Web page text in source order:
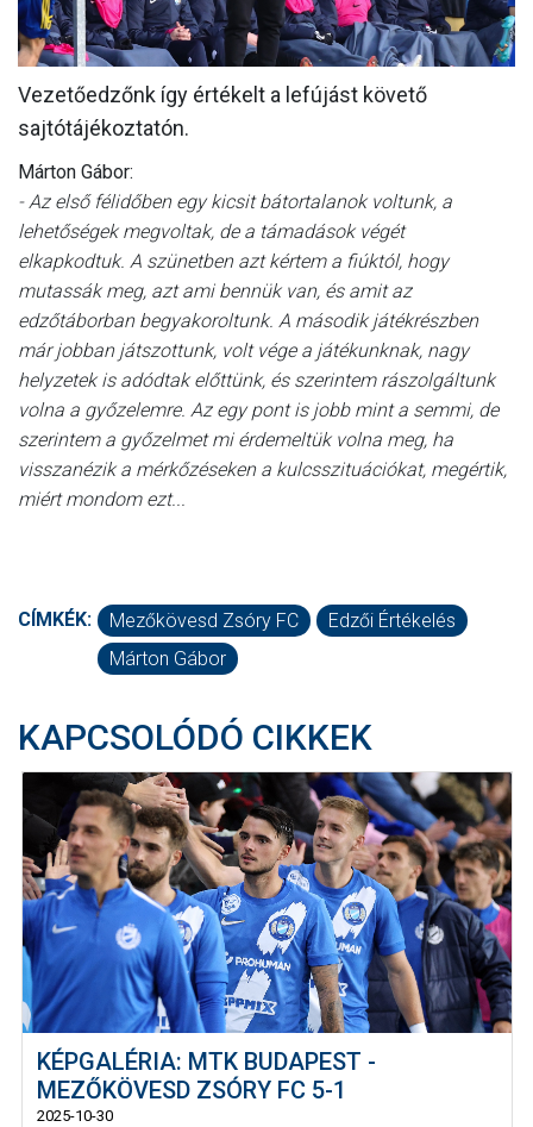
GALÉRIA
SZURKOLÓI ÉLMÉNYEK
AKKREDITÁCIÓ
Vezetőedzőnk így értékelt a lefújást követő
sajtótájékoztatón.
Márton Gábor:
- Az első félidőben egy kicsit bátortalanok voltunk, a
lehetőségek megvoltak, de a támadások végét
elkapkodtuk. A szünetben azt kértem a fiúktól, hogy
mutassák meg, azt ami bennük van, és amit az
edzőtáborban begyakoroltunk. A második játékrészben
már jobban játszottunk, volt vége a játékunknak, nagy
helyzetek is adódtak előttünk, és szerintem rászolgáltunk
volna a győzelemre. Az egy pont is jobb mint a semmi, de
szerintem a győzelmet mi érdemeltük volna meg, ha
visszanézik a mérkőzéseken a kulcsszituációkat, megértik,
miért mondom ezt...
CÍMKÉK: Mezőkövesd Zsóry FC
Edzői Értékelés
Márton Gábor
KAPCSOLÓDÓ CIKKEK
KÉPGALÉRIA: MTK BUDAPEST -
MEZŐKÖVESD ZSÓRY FC 5-1
2025-10-30